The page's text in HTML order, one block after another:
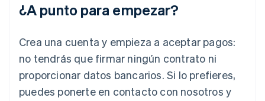
¿A punto para empezar?
Crea una cuenta y empieza a aceptar pagos:
no tendrás que firmar ningún contrato ni
proporcionar datos bancarios. Si lo prefieres,
puedes ponerte en contacto con nosotros y
India
English
Italia
ItalianoEnglish
Japón
日本語 English